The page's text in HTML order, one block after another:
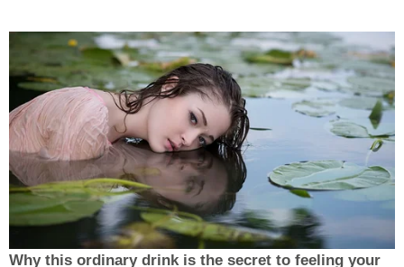
Why this ordinary drink is the secret to feeling your